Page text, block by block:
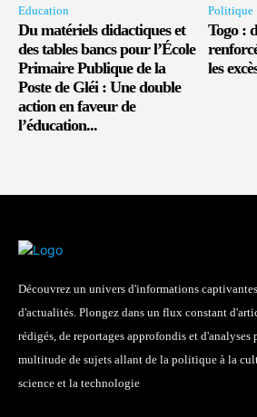
Education
Du matériels didactiques et
des tables bancs pour l’École
Primaire Publique de la
Poste de Gléi : Une double
action en faveur de
l’éducation...
Politique
Togo :
les
Découvrez un univers d'informations
d'actualités. Plongez dans un flux constant
rédigés, de reportages approfondis et d'analyses
multitude de sujets allant de la politique à la
science et la technologie